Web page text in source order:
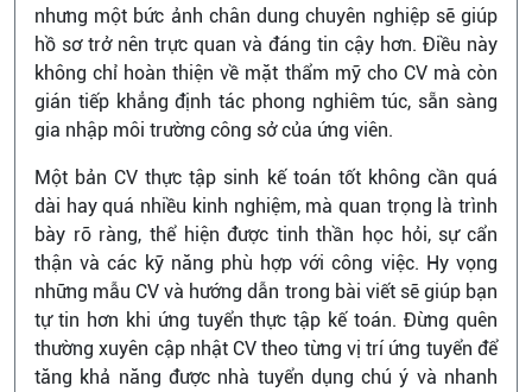
nhưng một bức ảnh chân dung chuyên nghiệp sẽ giúp
hồ sơ trở nên trực quan và đáng tin cậy hơn. Điều này
không chỉ hoàn thiện về mặt thẩm mỹ cho CV mà còn
gián tiếp khẳng định tác phong nghiêm túc, sẵn sàng
gia nhập môi trường công sở của ứng viên.
Một bản CV thực tập sinh kế toán tốt không cần quá
dài hay quá nhiều kinh nghiệm, mà quan trọng là trình
bày rõ ràng, thể hiện được tinh thần học hỏi, sự cẩn
thận và các kỹ năng phù hợp với công việc. Hy vọng
những mẫu CV và hướng dẫn trong bài viết sẽ giúp bạn
tự tin hơn khi ứng tuyển thực tập kế toán. Đừng quên
thường xuyên cập nhật CV theo từng vị trí ứng tuyển để
tăng khả năng được nhà tuyển dụng chú ý và nhanh